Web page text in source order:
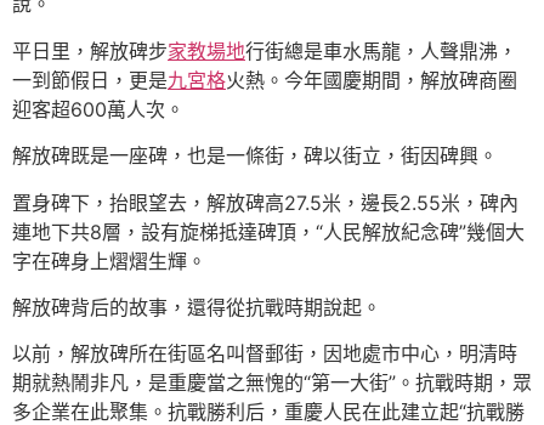
平日里，解放碑步家教場地行街總是車水馬龍，人聲鼎沸，
一到節假日，更是九宮格火熱。今年國慶期間，解放碑商圈
迎客超600萬人次。
解放碑既是一座碑，也是一條街，碑以街立，街因碑興。
置身碑下，抬眼望去，解放碑高27.5米，邊長2.55米，碑內
連地下共8層，設有旋梯抵達碑頂，“人民解放紀念碑”幾個大
字在碑身上熠熠生輝。
解放碑背后的故事，還得從抗戰時期說起。
以前，解放碑所在街區名叫督郵街，因地處市中心，明清時
期就熱鬧非凡，是重慶當之無愧的“第一大街”。抗戰時期，眾
多企業在此聚集。抗戰勝利后，重慶人民在此建立起“抗戰勝